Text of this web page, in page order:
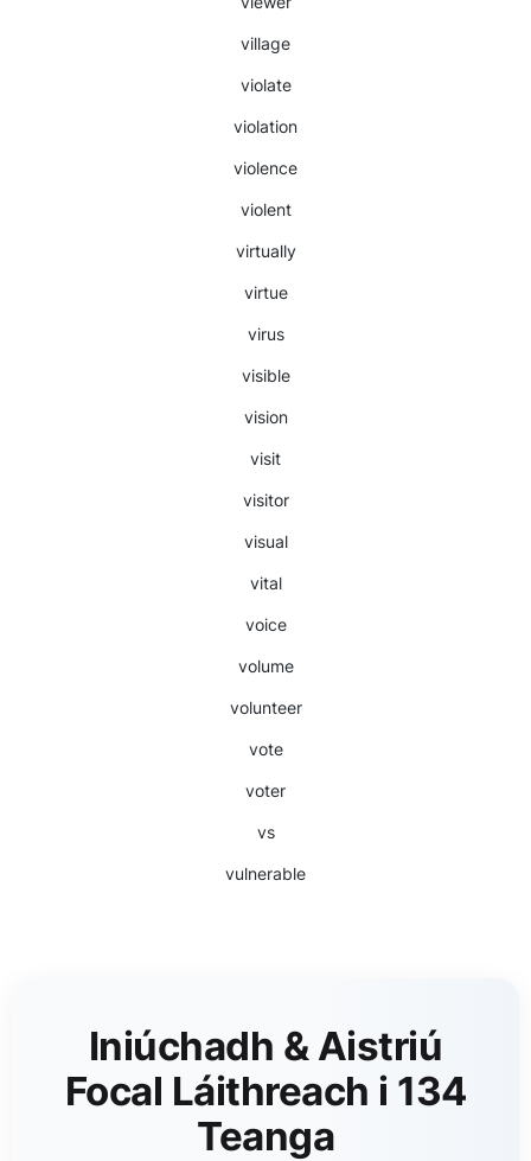
village
violate
violation
violence
violent
virtually
virtue
virus
visible
vision
visit
visitor
visual
vital
voice
volume
volunteer
vote
voter
vs
vulnerable
Iniúchadh & Aistriú
Focal Láithreach i 134
Teanga